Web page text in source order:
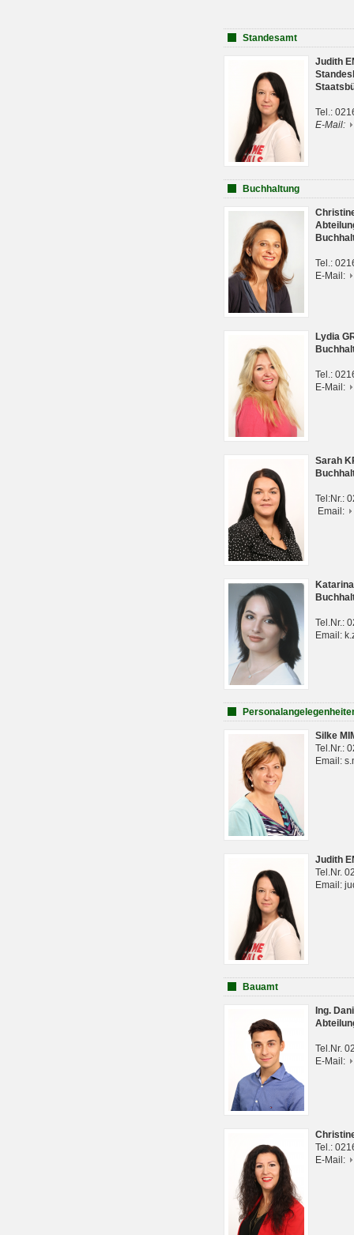
Standesamt
Judith
Tel.:
E-Mail:
Buchhaltung
Tel.:
E-Mail:
Lydia
Tel.:
E-Mail:
Sarah
Tel:Nr.:
Email:
Tel.Nr.:
Email:
Silke
Tel.Nr.:
Email:
Judith
Tel.Nr.
Email:
Bauamt
Ing.
Tel.Nr.
E-Mail:
Tel.:
E-Mail: